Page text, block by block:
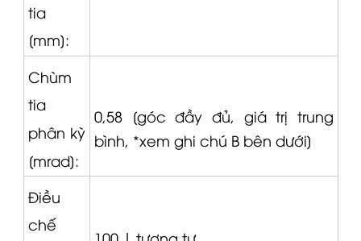
tia
[mm]:
Chùm
tia
phân kỳ
[mrad]:
0,58 [góc đầy đủ, giá trị trung
bình, *xem ghi chú B bên dưới]
Điều
chế
100 | tương tự